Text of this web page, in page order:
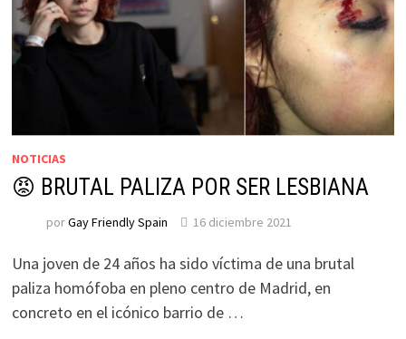
NOTICIAS
😡 BRUTAL PALIZA POR SER LESBIANA
porGay Friendly Spain 16 diciembre 2021
Una joven de 24 años ha sido víctima de una brutal
paliza homófoba en pleno centro de Madrid, en
concreto en el icónico barrio de …